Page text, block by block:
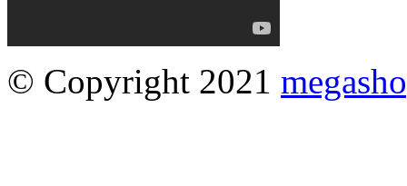
© Copyright 2021